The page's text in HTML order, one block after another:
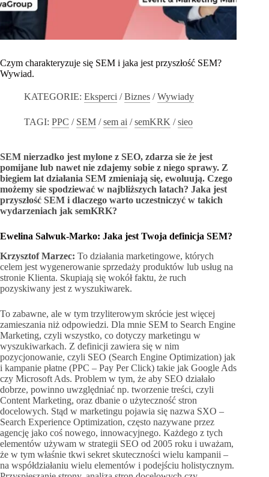
Czym charakteryzuje się SEM i jaka jest przyszłość SEM?
Wywiad.
KATEGORIE: Eksperci /Biznes /Wywiady
TAGI: PPC / SEM /sem ai /semKRK /sieo
SEM nierzadko jest mylone z SEO, zdarza sie że jest
pomijane lub nawet nie zdajemy sobie z niego sprawy. Z
biegiem lat działania SEM zmieniają się, ewoluują. Czego
możemy sie spodziewać w najbliższych latach? Jaka jest
przyszłość SEM i dlaczego warto uczestniczyć w takich
wydarzeniach jak semKRK?
Ewelina Salwuk-Marko: Jaka jest Twoja definicja SEM?
Krzysztof Marzec: To działania marketingowe, których
celem jest wygenerowanie sprzedaży produktów lub usług na
stronie Klienta. Skupiają się wokół faktu, że ruch
pozyskiwany jest z wyszukiwarek.
To zabawne, ale w tym trzyliterowym skrócie jest więcej
zamieszania niż odpowiedzi. Dla mnie SEM to Search Engine
Marketing, czyli wszystko, co dotyczy marketingu w
wyszukiwarkach. Z definicji zawiera się w nim
pozycjonowanie, czyli SEO (Search Engine Optimization) jak
i kampanie płatne (PPC – Pay Per Click) takie jak Google Ads
czy Microsoft Ads. Problem w tym, że aby SEO działało
dobrze, powinno uwzględniać np. tworzenie treści, czyli
Content Marketing, oraz dbanie o użyteczność stron
docelowych. Stąd w marketingu pojawia się nazwa SXO –
Search Experience Optimization, często nazywane przez
agencję jako coś nowego, innowacyjnego. Każdego z tych
elementów używam w strategii SEO od 2005 roku i uważam,
że w tym właśnie tkwi sekret skuteczności wielu kampanii –
na współdziałaniu wielu elementów i podejściu holistycznym.